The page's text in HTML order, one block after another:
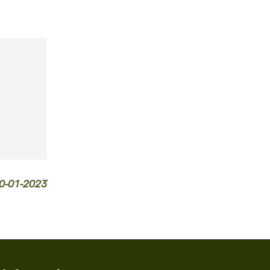
01-2023